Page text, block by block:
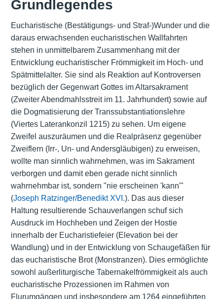
Grundlegendes
Eucharistische (Bestätigungs- und Straf-)Wunder und die
daraus erwachsenden eucharistischen Wallfahrten
stehen in unmittelbarem Zusammenhang mit der
Entwicklung eucharistischer Frömmigkeit im Hoch- und
Spätmittelalter. Sie sind als Reaktion auf Kontroversen
bezüglich der Gegenwart Gottes im Altarsakrament
(Zweiter Abendmahlsstreit im 11. Jahrhundert) sowie auf
die Dogmatisierung der Transsubstantiationslehre
(Viertes Laterankonzil 1215) zu sehen. Um eigene
Zweifel auszuräumen und die Realpräsenz gegenüber
Zweiflern (Irr-, Un- und Andersgläubigen) zu erweisen,
wollte man sinnlich wahrnehmen, was im Sakrament
verborgen und damit eben gerade nicht sinnlich
wahrnehmbar ist, sondern "nie erscheinen 'kann'"
(Joseph Ratzinger/Benedikt XVI.). Das aus dieser
Haltung resultierende Schauverlangen schuf sich
Ausdruck im Hochheben und Zeigen der Hostie
innerhalb der Eucharistiefeier (Elevation bei der
Wandlung) und in der Entwicklung von Schaugefäßen für
das eucharistische Brot (Monstranzen). Dies ermöglichte
sowohl außerliturgische Tabernakelfrömmigkeit als auch
eucharistische Prozessionen im Rahmen von
Flurumgängen und insbesondere am 1264 eingeführten